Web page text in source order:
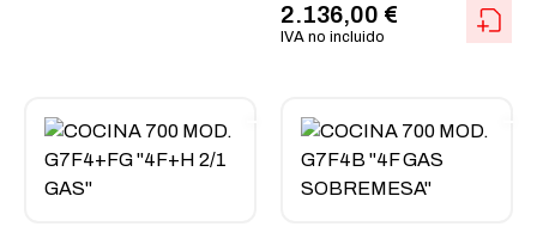
2.136,00 €
IVA no incluido